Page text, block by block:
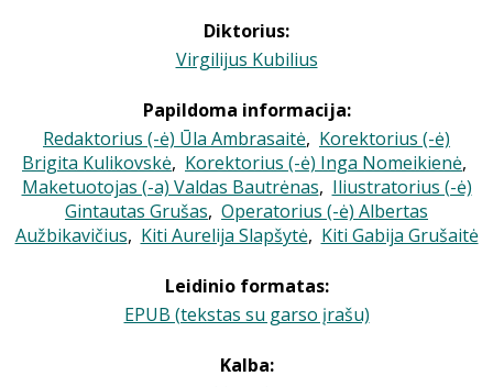
Diktorius:
Virgilijus Kubilius
Papildoma informacija:
Redaktorius (-ė) Ūla Ambrasaitė, Korektorius (-ė)
Brigita Kulikovskė, Korektorius (-ė) Inga Nomeikienė,
Maketuotojas (-a) Valdas Bautrėnas, Iliustratorius (-ė)
Gintautas Grušas, Operatorius (-ė) Albertas
Aužbikavičius, Kiti Aurelija Slapšytė, Kiti Gabija Grušaitė
Leidinio formatas:
EPUB (tekstas su garso įrašu)
Kalba: